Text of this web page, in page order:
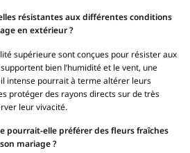
résistantes aux différentes conditions
en extérieur ?
supérieure sont conçues pour résister aux
bien l’humidité et le vent, une
intense pourrait à terme altérer leurs
protéger des rayons directs sur de très
leur vivacité.
pourrait-elle préférer des fleurs fraîches
mariage ?